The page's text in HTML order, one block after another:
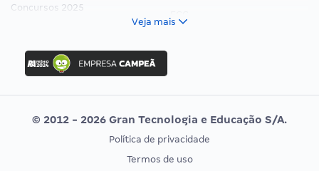
Concursos 2025
Concurso Ibama
Concurso MPU
Editais publicados
Vunesp
CONCURSOS POR PROFISSÃO
EXAME DE ORDEM
Veja mais
© 2012 - 2026 Gran Tecnologia e Educação S/A.
Política de privacidade
Termos de uso